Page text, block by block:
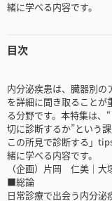
緒に学べる内容です。
目次
内分泌疾患は、臓器別の
を詳細に聞き取ることが
る分野です。本特集は、
切に診断するか”という
この所見で診断する」
緒に学べる内容です。
（企画）片岡 仁美｜
■総論
日常診療で出会う内分泌